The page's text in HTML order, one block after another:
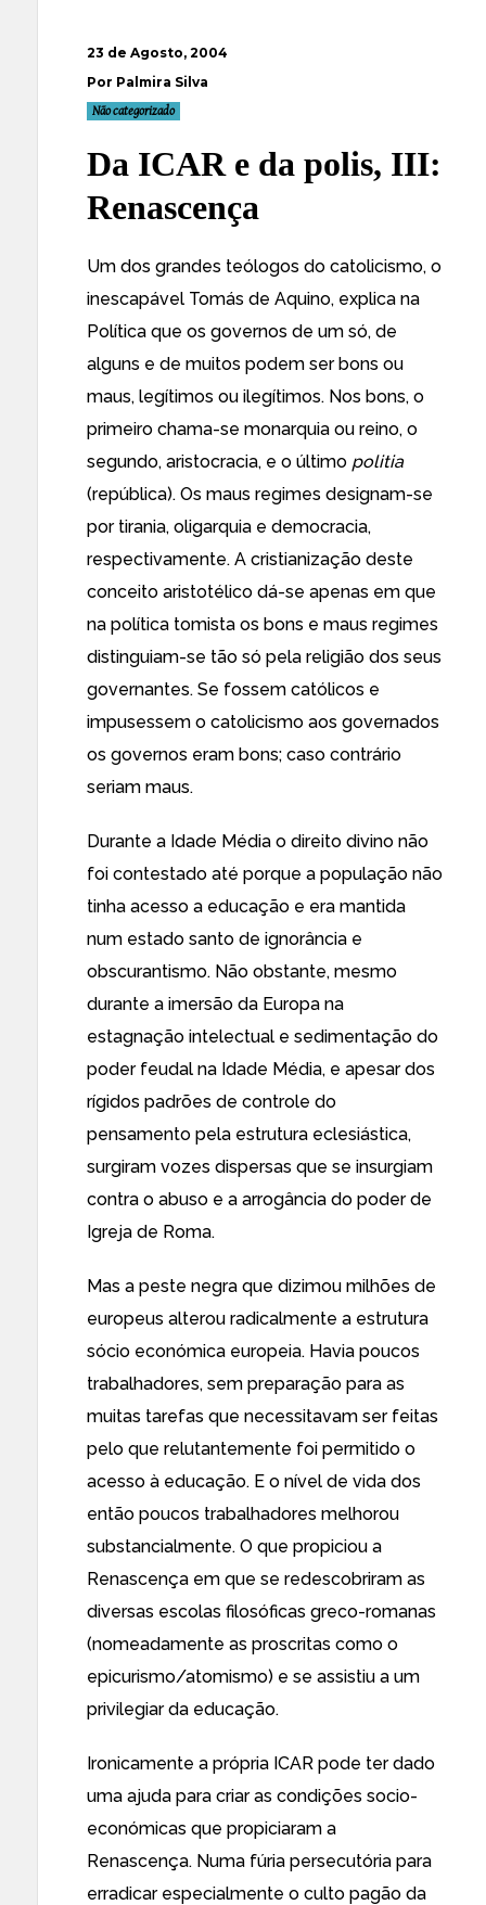
23 de Agosto, 2004
Por Palmira Silva
Não categorizado
Da ICAR e da polis, III:
Renascença
Um dos grandes teólogos do catolicismo, o
inescapável Tomás de Aquino, explica na
Política que os governos de um só, de
alguns e de muitos podem ser bons ou
maus, legítimos ou ilegítimos. Nos bons, o
primeiro chama-se monarquia ou reino, o
segundo, aristocracia, e o último politia
(república). Os maus regimes designam-se
por tirania, oligarquia e democracia,
respectivamente. A cristianização deste
conceito aristotélico dá-se apenas em que
na política tomista os bons e maus regimes
distinguiam-se tão só pela religião dos seus
governantes. Se fossem católicos e
impusessem o catolicismo aos governados
os governos eram bons; caso contrário
seriam maus.
Durante a Idade Média o direito divino não
foi contestado até porque a população não
tinha acesso a educação e era mantida
num estado santo de ignorância e
obscurantismo. Não obstante, mesmo
durante a imersão da Europa na
estagnação intelectual e sedimentação do
poder feudal na Idade Média, e apesar dos
rígidos padrões de controle do
pensamento pela estrutura eclesiástica,
surgiram vozes dispersas que se insurgiam
contra o abuso e a arrogância do poder de
Igreja de Roma.
Mas a peste negra que dizimou milhões de
europeus alterou radicalmente a estrutura
sócio económica europeia. Havia poucos
trabalhadores, sem preparação para as
muitas tarefas que necessitavam ser feitas
pelo que relutantemente foi permitido o
acesso à educação. E o nível de vida dos
então poucos trabalhadores melhorou
substancialmente. O que propiciou a
Renascença em que se redescobriram as
diversas escolas filosóficas greco-romanas
(nomeadamente as proscritas como o
epicurismo/atomismo) e se assistiu a um
privilegiar da educação.
Ironicamente a própria ICAR pode ter dado
uma ajuda para criar as condições socio-
económicas que propiciaram a
Renascença. Numa fúria persecutória para
erradicar especialmente o culto pagão da